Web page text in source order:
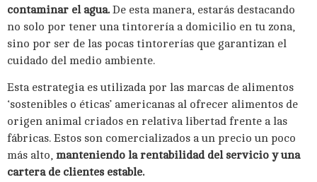
contaminar el agua. De esta manera, estarás destacando
no solo por tener una tintorería a domicilio en tu zona,
sino por ser de las pocas tintorerías que garantizan el
cuidado del medio ambiente.
Esta estrategia es utilizada por las marcas de alimentos
‘sostenibles o éticas’ americanas al ofrecer alimentos de
origen animal criados en relativa libertad frente a las
fábricas. Estos son comercializados a un precio un poco
más alto, manteniendo la rentabilidad del servicio y una
cartera de clientes estable.